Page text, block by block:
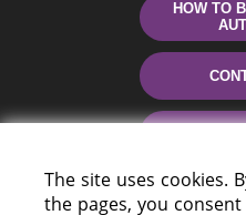
HOW TO
The site uses cookies.
the pages, you